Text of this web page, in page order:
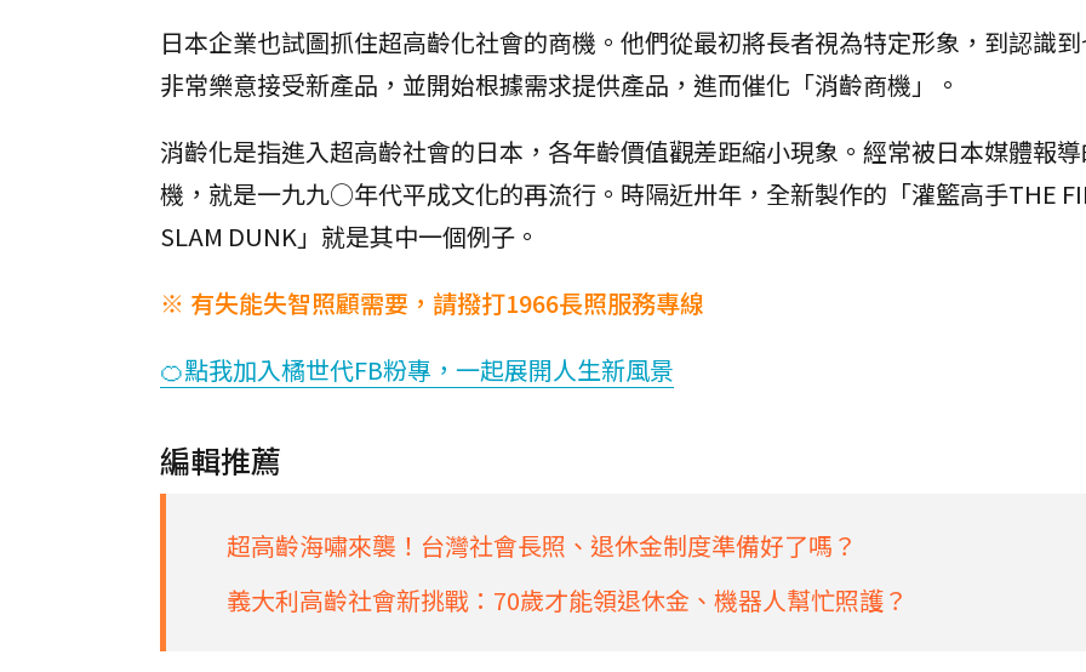
日本企業也試圖抓住超高齡化社會的商機。他們從最初將長者視為特定形象，到認識
非常樂意接受新產品，並開始根據需求提供產品，進而催化「消齡商機」。
消齡化是指進入超高齡社會的日本，各年齡價值觀差距縮小現象。經常被日本媒體報
機，就是一九九○年代平成文化的再流行。時隔近卅年，全新製作的「灌籃高手THE
SLAM DUNK」就是其中一個例子。
※ 有失能失智照顧需要，請撥打1966長照服務專線
🍊點我加入橘世代FB粉專，一起展開人生新風景
編輯推薦
超高齡海嘯來襲！台灣社會長照、退休金制度準備好了嗎？
義大利高齡社會新挑戰：70歲才能領退休金、機器人幫忙照護？